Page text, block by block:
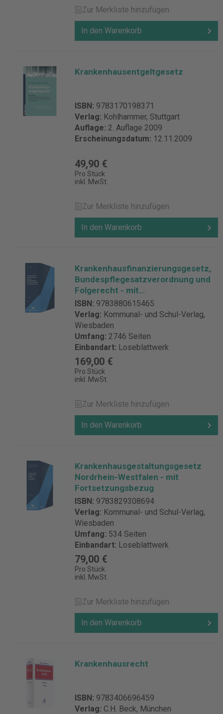
Zur Merkliste hinzufügen
In den Warenkorb
Krankenhausentgeltgesetz
ISBN: 9783170198371
Verlag: Kohlhammer, Stuttgart
Auflage: 2. Auflage 2009
Erscheinungsdatum: 12.11.2009
49,90 €
Pro Stück
inkl. MwSt.
Zur Merkliste hinzufügen
In den Warenkorb
Krankenhausfinanzierungsgesetz,
Bundespflegesatzverordnung und
Folgerecht - mit
Fortsetzungsbezug
ISBN: 9783880615465
Verlag: Kommunal- und Schul-Verlag,
Wiesbaden
Umfang: 2746 Seiten
Einbandart: Loseblattwerk
169,00 €
Pro Stück
inkl. MwSt.
Zur Merkliste hinzufügen
In den Warenkorb
Krankenhausgestaltungsgesetz
Nordrhein-Westfalen - mit
Fortsetzungsbezug
ISBN: 9783829308694
Verlag: Kommunal- und Schul-Verlag,
Wiesbaden
Umfang: 534 Seiten
Einbandart: Loseblattwerk
79,00 €
Pro Stück
inkl. MwSt.
Zur Merkliste hinzufügen
In den Warenkorb
Krankenhausrecht
ISBN: 9783406696459
Verlag: C.H. Beck, München